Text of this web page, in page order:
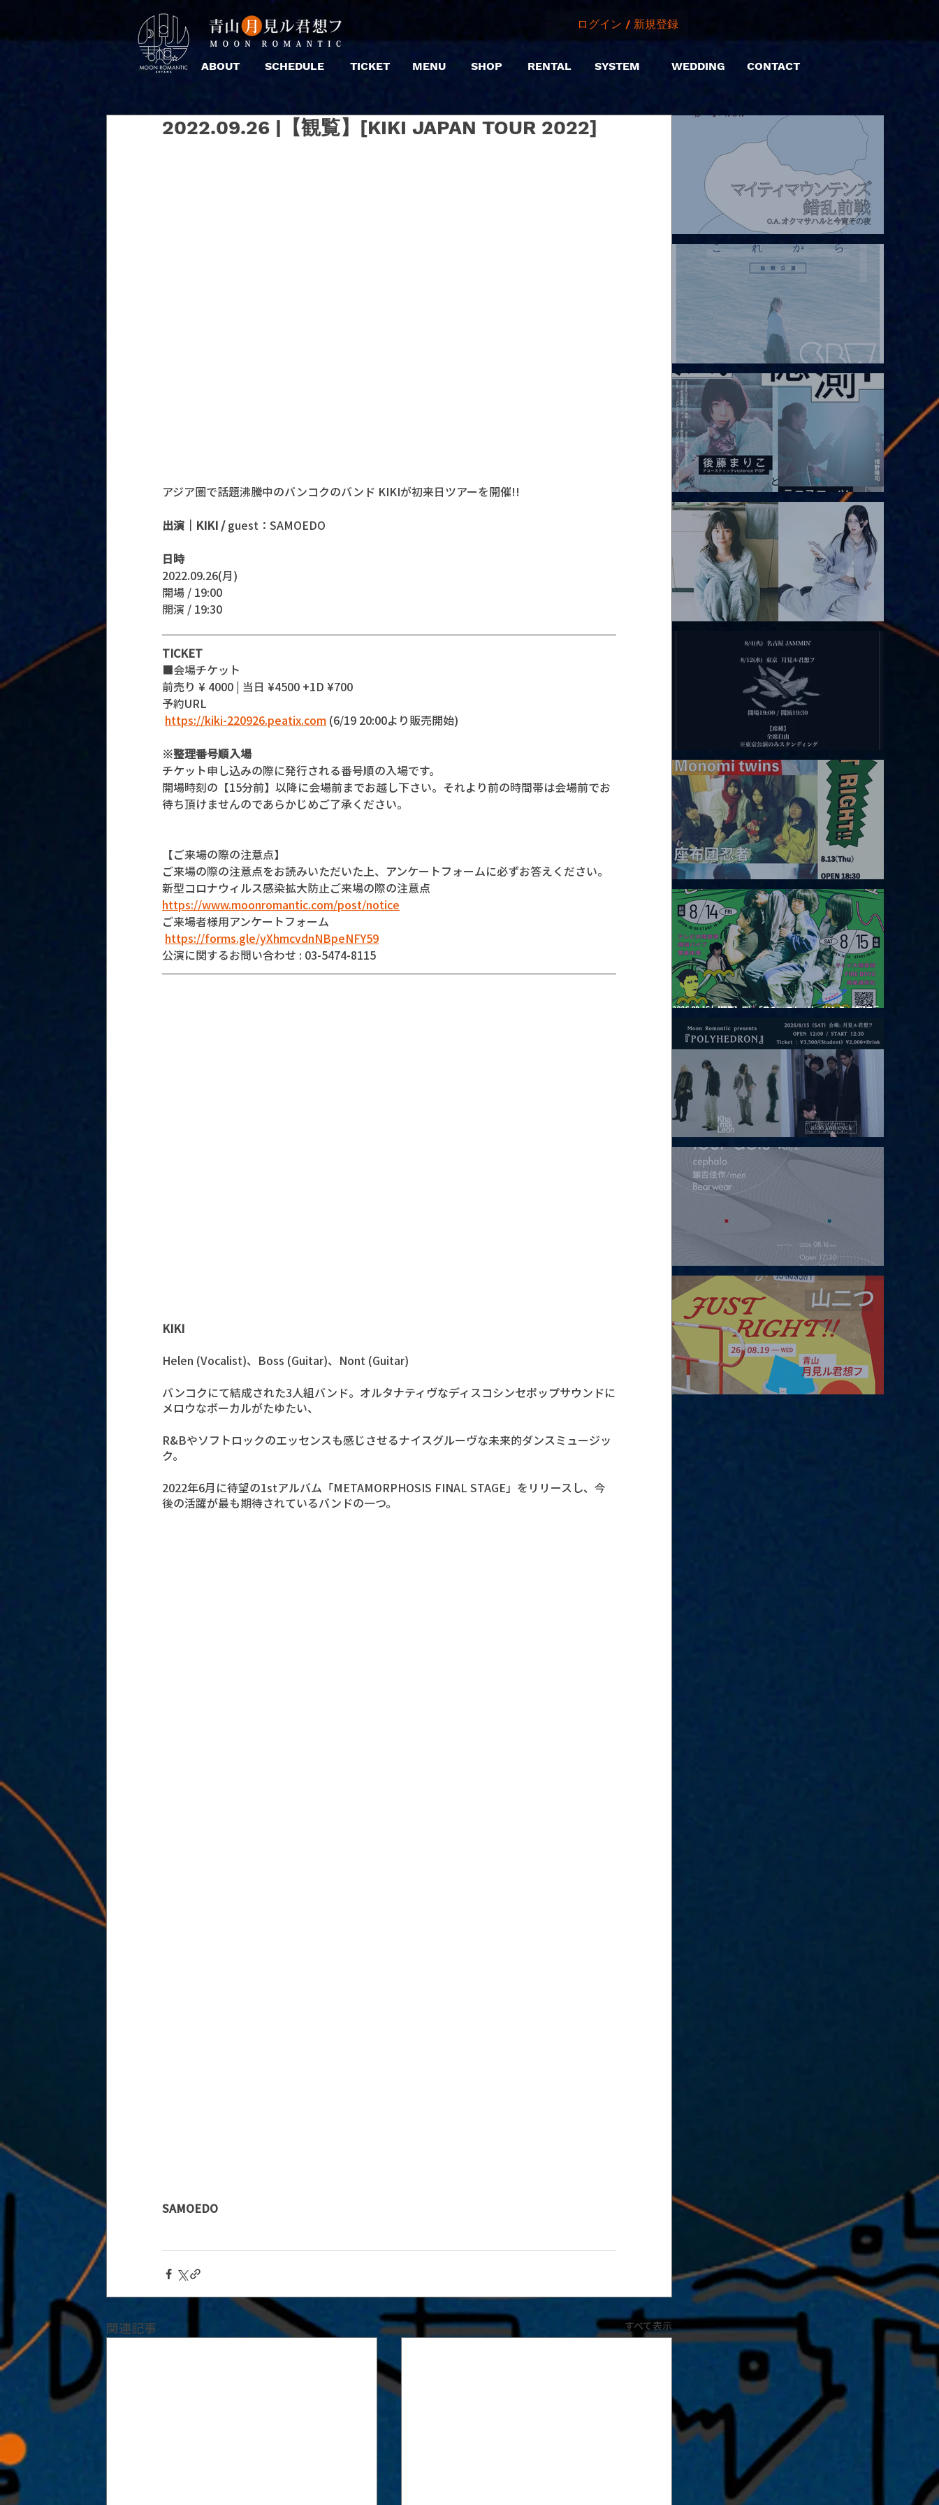
ABOUT SCHEDULE TICKET MENU SHOP
ログイン / 新規登録
RENTAL SYSTEM WEDDING CONTACT
2022.09.26 |【観覧】[KIKI JAPAN TOUR 2022]
アジア圏で話題沸騰中のバンコクのバンド KIKIが初来日ツアーを開催!!
出演｜KIKI / guest：SAMOEDO
日時
2022.09.26(月)
開場 / 19:00
開演 / 19:30
TICKET
■会場チケット
前売り ¥ 4000 | 当日 ¥4500 +1D ¥700
予約URL
https://kiki-220926.peatix.com (6/19 20:00より販売開始)
※整理番号順入場
チケット申し込みの際に発行される番号順の入場です。
開場時刻の【15分前】以降に会場前までお越し下さい。それより前の時間帯は会場前でお
待ち頂けませんのであらかじめご了承ください。
【ご来場の際の注意点】
ご来場の際の注意点をお読みいただいた上、アンケートフォームに必ずお答えください。
新型コロナウィルス感染拡大防止ご来場の際の注意点
https://www.moonromantic.com/post/notice
ご来場者様用アンケートフォーム
https://forms.gle/yXhmcvdnNBpeNFY59
公演に関するお問い合わせ : 03-5474-8115
KIKI
Helen (Vocalist)、Boss (Guitar)、Nont (Guitar)
バンコクにて結成された3人組バンド。オルタナティヴなディスコシンセポップサウンドに
メロウなボーカルがたゆたい、
R&Bやソフトロックのエッセンスも感じさせるナイスグルーヴな未来的ダンスミュージッ
ク。
2022年6月に待望の1stアルバム「METAMORPHOSIS FINAL STAGE」をリリースし、今
後の活躍が最も期待されているバンドの一つ。
SAMOEDO
関連記事 すべて表示
2026.08.07 |【観覧】マイティマウンテンズpresents. “HALL-IN-
2026.08.08 |【観覧】Oaiko pre.「これから」延期公演 Blurred
City Lights × 17歳とベルリンの壁
2026.08.10 |【観覧】「巷のmyストーリー/風の憶測1～後藤まりこ
アコースティックviolence POPとテニスコーツ」
2026.08.12 |【観覧】田澤孝介 ソロワンマン 「Ballad Box 2026」
2026.08.13 |【観覧】JUST RIGHT!! vol.26
2026.08.15 |【観覧】夜）『巷のmyストーリー/センター"訳"フラ
2026.08.15 |【観覧】昼）月見ルpre.『POLYHEDRON』
2026.08.16 |【観覧】夜）four dots vol.2